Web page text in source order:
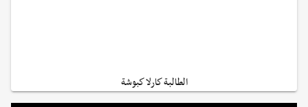
الطالبة كارلا كبوشة